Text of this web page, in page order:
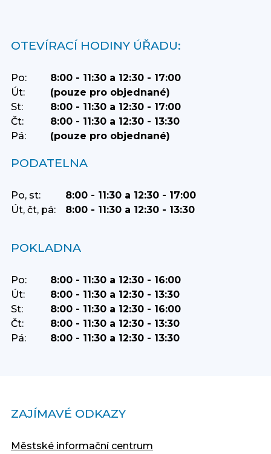
OTEVÍRACÍ HODINY ÚŘADU:
Po:
8:00 - 11:30 a 12:30 - 17:00
Út:
(pouze pro objednané)
St:
8:00 - 11:30 a 12:30 - 17:00
Čt:
8:00 - 11:30 a 12:30 - 13:30
Pá:
(pouze pro objednané)
PODATELNA
Po, st:
8:00 - 11:30 a 12:30 - 17:00
Út, čt, pá:
8:00 - 11:30 a 12:30 - 13:30
POKLADNA
Po:
8:00 - 11:30 a 12:30 - 16:00
Út:
8:00 - 11:30 a 12:30 - 13:30
St:
8:00 - 11:30 a 12:30 - 16:00
Čt:
8:00 - 11:30 a 12:30 - 13:30
Pá:
8:00 - 11:30 a 12:30 - 13:30
ZAJÍMAVÉ ODKAZY
Městské informační centrum